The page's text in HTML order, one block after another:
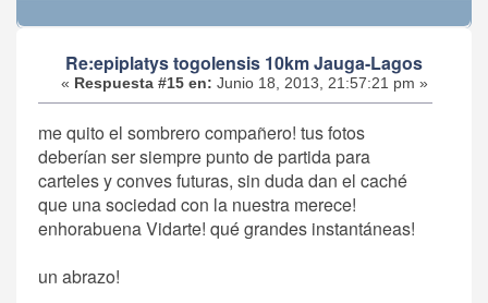
Re:epiplatys togolensis 10km Jauga-Lagos
« Respuesta #15 en: Junio 18, 2013, 21:57:21 pm »
me quito el sombrero compañero! tus fotos
deberían ser siempre punto de partida para
carteles y conves futuras, sin duda dan el caché
que una sociedad con la nuestra merece!
enhorabuena Vidarte! qué grandes instantáneas!
un abrazo!